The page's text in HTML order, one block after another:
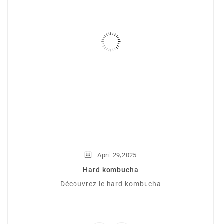
April 29,2025
Hard kombucha
Découvrez le hard kombucha